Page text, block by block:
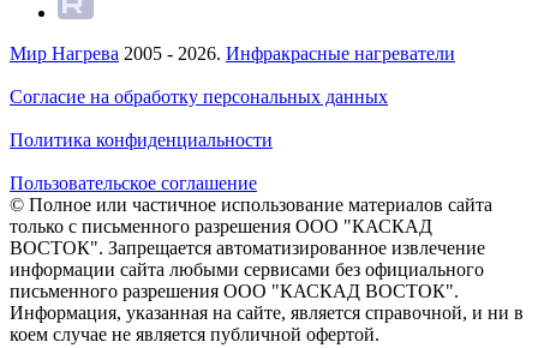
Мир Нагрева 2005 - 2026. Инфракрасные нагреватели
Согласие на обработку персональных данных
Политика конфиденциальности
Пользовательское соглашение
© Полное или частичное использование материалов сайта
только с письменного разрешения ООО "КАСКАД
ВОСТОК". Запрещается автоматизированное извлечение
информации сайта любыми сервисами без официального
письменного разрешения ООО "КАСКАД ВОСТОК".
Информация, указанная на сайте, является справочной, и ни в
коем случае не является публичной офертой.